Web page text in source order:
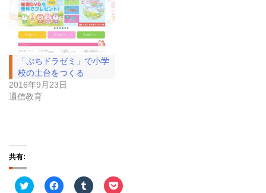
「ぷちドラゼミ」で小学
校の土台をつくる
2016年9月23日
通信教育
共有:
ク F ク ク